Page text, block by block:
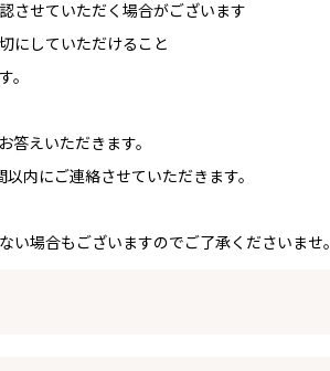
させていただく場合がございます
にしていただけること
。
答えいただきます。
内にご連絡させていただきます。
い場合もございますのでご了承くださいませ。